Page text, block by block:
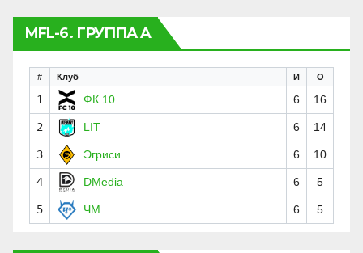
MFL-6. ГРУППА A
# Клуб И О
1 ФК 10 6 16
2 LIT 6 14
3 Эгриси 6 10
4 DMedia 6 5
5 ЧМ 6 5